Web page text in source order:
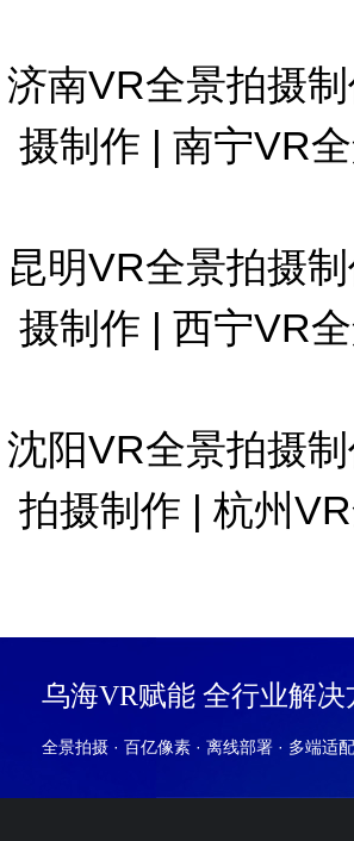
济南VR全景拍摄
摄制作 | 南宁VR
昆明VR全景拍摄
摄制作 | 西宁VR
沈阳VR全景拍摄
拍摄制作 | 杭州
乌海VR赋能 全行业解决
全景拍摄 · 百亿像素 · 离线部署 · 多端适